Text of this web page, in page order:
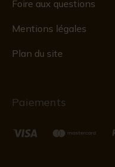
Foire aux questions
Mentions légales
Plan du site
Paiements